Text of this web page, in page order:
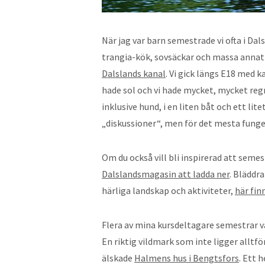
När jag var barn semestrade vi ofta i
trangia-kök, sovsäckar och massa
Dalslands kanal. Vi gick längs E18 med
hade sol och vi hade mycket, mycket
inklusive hund, i en liten båt och ett
„diskussioner“, men för det mesta
Om du också vill bli inspirerad att
Dalslandsmagasin att ladda ner.
härliga landskap och aktiviteter, här
Flera av mina kursdeltagare semestrar
En riktig vildmark som inte ligger
älskade Halmens hus i Bengtsfors. Ett